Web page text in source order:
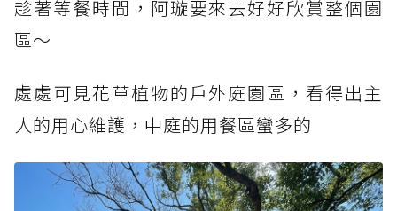
趁著等餐時間，阿璇要來去好好欣賞整個園
區～
處處可見花草植物的戶外庭園區，看得出主
人的用心維護，中庭的用餐區蠻多的